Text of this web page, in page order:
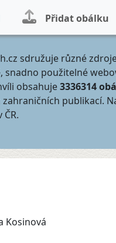
Přidat obálku
sdružuje různé
snadno použitelné
obsahuje3336314
zahraničních publikací.
Kosinová